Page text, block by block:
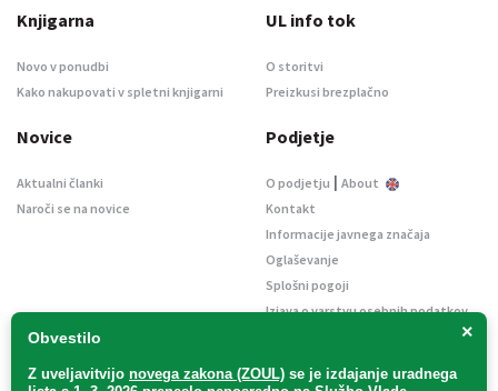
×
Obvestilo
Z uveljavitvijo novega zakona (ZOUL) se je izdajanje uradnega
Knjigarna
Novo v ponudbi
Kako nakupovati v spletni knjigarni
UL info tok
O storitvi
Preizkusi brezplačno
Novice
Aktualni članki
Naroči se na novice
Podjetje
O podjetju | About
Kontakt
Informacije javnega značaja
Oglaševanje
Splošni pogoji
Izjava o varstvu osebnih podatkov